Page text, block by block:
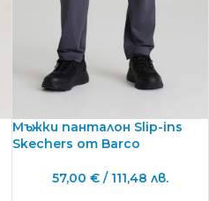
Мъжки панталон Slip-ins
Skechers от Barco
57,00 €/ 111,48 лв.